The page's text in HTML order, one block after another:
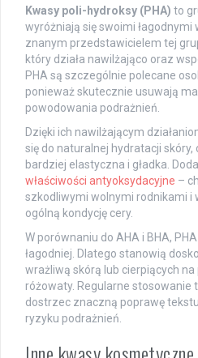
Kwasy poli-hydroksy (PHA) to
wyróżniają się swoimi łagodnymi
znanym przedstawicielem tej
który działa nawilżająco oraz
PHA są szczególnie polecane
ponieważ skutecznie usuwają
powodowania podrażnień.
Dzięki ich nawilżającym
się do naturalnej hydratacji skóry,
bardziej elastyczna i gładka.
właściwości antyoksydacyjne –
szkodliwymi wolnymi rodnikami i
ogólną kondycję cery.
W porównaniu do AHA i BHA,
łagodniej. Dlatego stanowią
wrażliwą skórą lub cierpiących
różowaty. Regularne stosowanie
dostrzec znaczną poprawę
ryzyku podrażnień.